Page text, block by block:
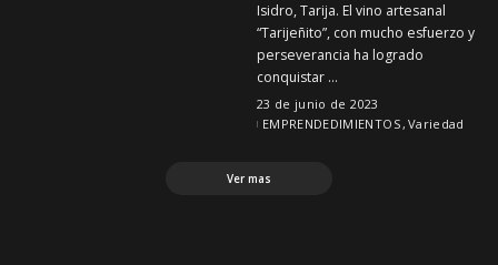
Isidro, Tarija. El vino artesanal
“Tarijeñito”, con mucho esfuerzo y
perseverancia ha logrado
conquistar ...
23 de junio de 2023
EMPRENDEDIMIENTOS Variedad
Ver mas